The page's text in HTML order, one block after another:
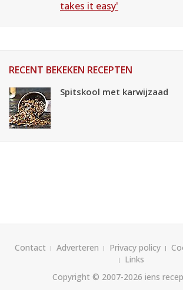
takes it easy'
RECENT BEKEKEN RECEPTEN
Spitskool met karwijzaad
Contact Adverteren Privacy policy
Links
Copyright © 2007-2026 iens